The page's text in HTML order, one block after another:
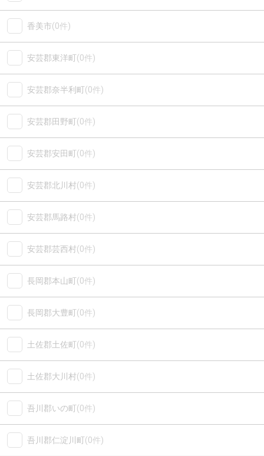
香美市(0件)
安芸郡東洋町(0件)
安芸郡奈半利町(0件)
安芸郡田野町(0件)
安芸郡安田町(0件)
安芸郡北川村(0件)
安芸郡馬路村(0件)
安芸郡芸西村(0件)
長岡郡本山町(0件)
長岡郡大豊町(0件)
土佐郡土佐町(0件)
土佐郡大川村(0件)
吾川郡いの町(0件)
吾川郡仁淀川町(0件)